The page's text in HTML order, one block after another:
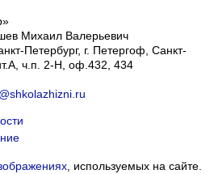
Михаил Валерьевич
Петербург, г. Петергоф Санкт-
ч.п. 2-Н, оф.432, 434
, используемых на сайте.